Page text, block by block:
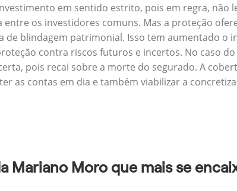
em sentido estrito, pois em regra,
os investidores comuns. Mas a proteção
blindagem patrimonial. Isso tem aumentado o
contra riscos futuros e incertos. No caso
pois recai sobre a morte do segurado. A
as contas em dia e também viabilizar a
Mariano Moro que mais se